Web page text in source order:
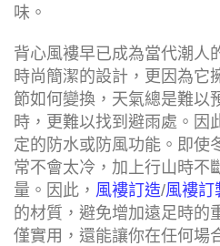
味。
背心風褸早已成為當代潮人
時尚簡潔的設計，更因為它
節如何變換，天氣總是難以
時，更難以找到避雨處。因
定的防水或防風功能。即使
常不會太冷，加上行山時不
量。因此， 風褸訂造/風褸訂
的材質，避免增加遠足時的
僅實用，還能讓你在任何場